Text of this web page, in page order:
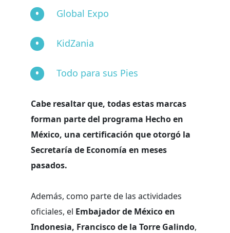
Global Expo
KidZania
Todo para sus Pies
Cabe resaltar que, todas estas marcas
forman parte del programa Hecho en
México, una certificación que otorgó la
Secretaría de Economía en meses
pasados.
Además, como parte de las actividades
oficiales, el Embajador de México en
Indonesia, Francisco de la Torre Galindo,